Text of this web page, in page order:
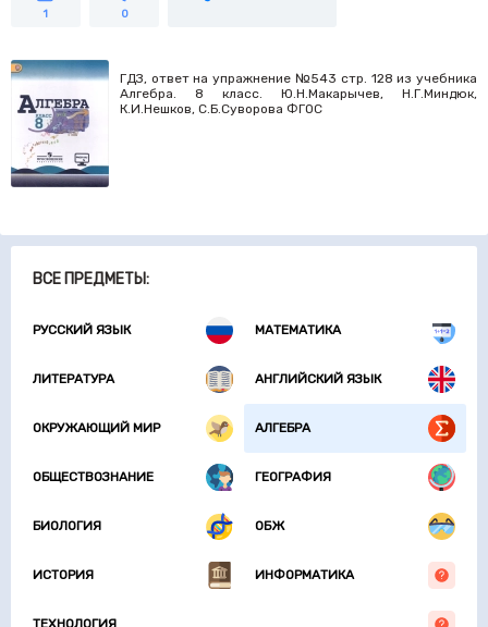
ВСЕ ПРЕДМЕТЫ:
РУССКИЙ ЯЗЫК МАТЕМАТИКА
ЛИТЕРАТУРА АНГЛИЙСКИЙ ЯЗЫК
ОКРУЖАЮЩИЙ МИР АЛГЕБРА
ОБЩЕСТВОЗНАНИЕ ГЕОГРАФИЯ
БИОЛОГИЯ ОБЖ
ИСТОРИЯ ИНФОРМАТИКА
1 0
ГДЗ, ответ на упражнение №543 стр. 128 из учебника
Алгебра. 8 класс. Ю.Н.Макарычев, Н.Г.Миндюк,
К.И.Нешков, С.Б.Суворова ФГОС